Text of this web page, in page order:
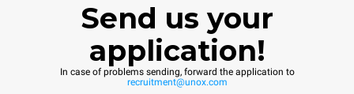
Send us your
application!
In case of problems sending, forward the application to
recruitment@unox.com